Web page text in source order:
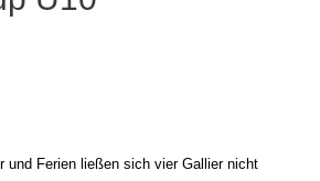
und Ferien ließen sich vier Gallier nicht